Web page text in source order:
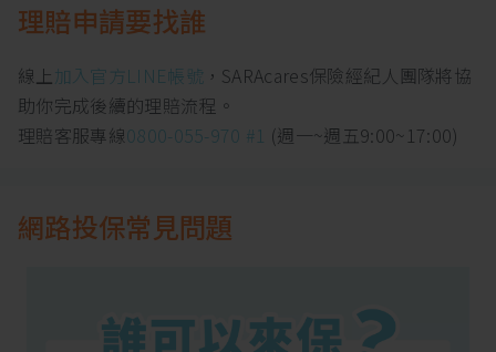
理賠申請要找誰
線上加入官方LINE帳號 ，SARAcares保險經紀人團隊將協
助你完成後續的理賠流程。
理賠客服專線0800-055-970 #1 (週一~週五9:00~17:00)
網路投保常見問題